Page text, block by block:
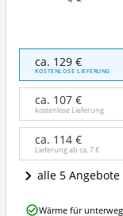
Bootdoc
beheizte
Ski
Tasche
schwarz
Angebote:
diese
Skischuhtasche
ca. 129 €
KOSTENLOSE LIEFERUNG
ca. 107 €
kostenlose Lieferung
ca. 114 €
Lieferung ab ca.7 €
alle 5 Angebote
Bootdoc
Wärme für